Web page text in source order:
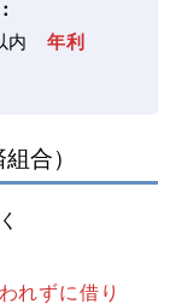
内 年利
合）
れずに借り